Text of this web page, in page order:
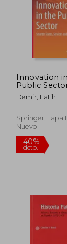
Innovation
Public
Smarter
Services and
Demir, Fatih
Springer, Tapa
Nuevo
40%